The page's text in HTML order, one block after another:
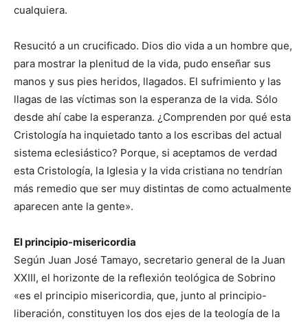
cualquiera.
Resucitó a un crucificado. Dios dio vida a un hombre que,
para mostrar la plenitud de la vida, pudo enseñar sus
manos y sus pies heridos, llagados. El sufrimiento y las
llagas de las víctimas son la esperanza de la vida. Sólo
desde ahí cabe la esperanza. ¿Comprenden por qué esta
Cristología ha inquietado tanto a los escribas del actual
sistema eclesiástico? Porque, si aceptamos de verdad
esta Cristología, la Iglesia y la vida cristiana no tendrían
más remedio que ser muy distintas de como actualmente
aparecen ante la gente».
El principio-misericordia
Según Juan José Tamayo, secretario general de la Juan
XXIII, el horizonte de la reflexión teológica de Sobrino
«es el principio misericordia, que, junto al principio-
liberación, constituyen los dos ejes de la teología de la